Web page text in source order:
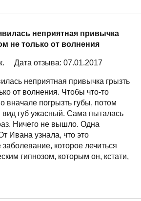
неприятная привычка
не только от волнения
Дата отзыва: 07.01.2017
неприятная привычка грызть
от волнения. Чтобы что-то
вначале погрызть губы, потом
губ ужасный. Сама пыталась
Ничего не вышло. Одна
Ивана узнала, что это
которое лечиться
гипнозом, которым он, кстати,